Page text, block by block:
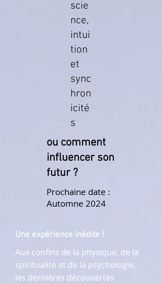
scie
nce,
intui
tion
et
sync
hron
icité
s
ou comment
influencer son
futur ?
Prochaine date :
Automne 2024
Une expérience inédite !
Aux confins de la physique, de la
spiritualité et de la psychologie,
les dernières découvertes